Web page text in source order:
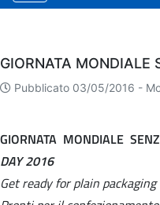
Eventi
GIORNATA MONDIALE
Pubblicato 03/05/2016 -
GIORNATA MONDIALE
DAY 2016
Get ready for plain packaging